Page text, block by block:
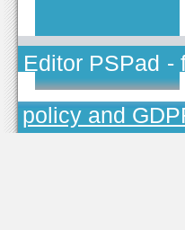
Editor PSPad -
TOJEONO.CZ,
policy and